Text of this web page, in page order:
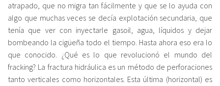
atrapado, que no migra tan fácilmente y que se lo ayuda con
algo que muchas veces se decía explotación secundaria, que
tenía que ver con inyectarle gasoil, agua, líquidos y dejar
bombeando la cigüeña todo el tiempo. Hasta ahora eso era lo
que conocido. ¿Qué es lo que revolucionó el mundo del
fracking? La fractura hidráulica es un método de perforaciones
tanto verticales como horizontales. Esta última (horizontal) es